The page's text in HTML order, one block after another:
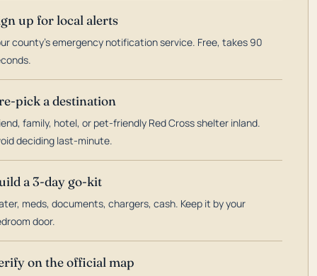
up for local alerts
county's emergency notification service. Free, takes 90
pick a destination
family, hotel, or pet-friendly Red Cross shelter inland.
deciding last-minute.
a 3-day go-kit
meds, documents, chargers, cash. Keep it by your
door.
on the official map